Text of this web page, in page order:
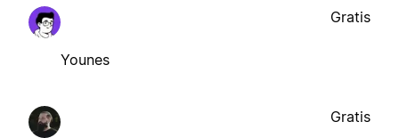
Younes
Gratis
Gratis